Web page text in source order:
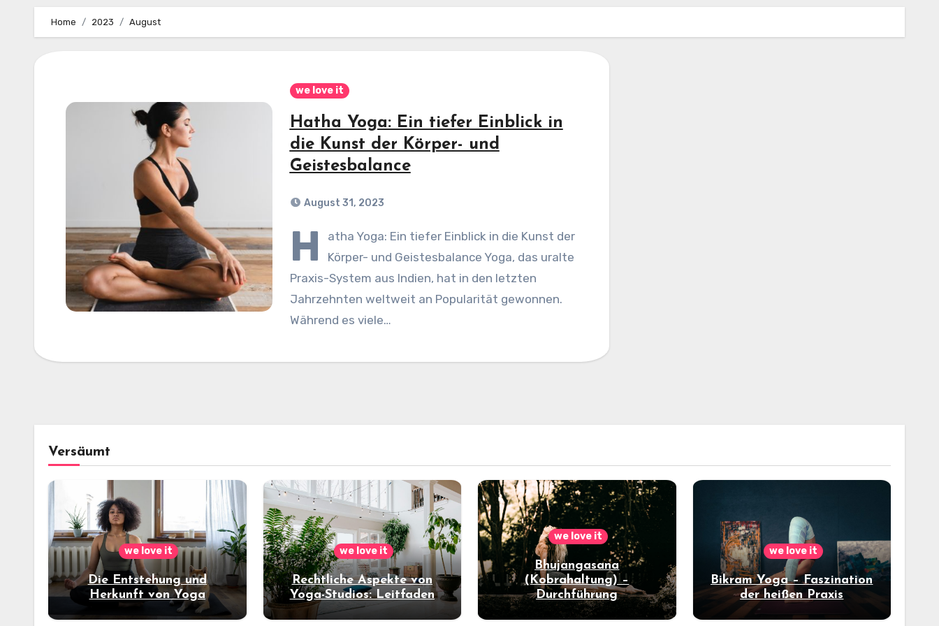
Home 2023 August
we love it
Hatha Yoga: Ein tiefer Einblick in
die Kunst der Körper- und
Geistesbalance
August 31, 2023
H
atha Yoga: Ein tiefer Einblick in die Kunst der
Körper- und Geistesbalance Yoga, das uralte
Praxis-System aus Indien, hat in den letzten
Jahrzehnten weltweit an Popularität gewonnen.
Während es viele…
Versäumt
we love it
Die Entstehung und
Herkunft von Yoga
we love it
Rechtliche Aspekte von
Yoga-Studios: Leitfaden
we love it
Bhujangasana
(Kobrahaltung) –
Durchführung
we love it
Bikram Yoga – Faszination
der heißen Praxis